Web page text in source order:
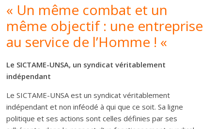
« Un même combat et un
même objectif : une entreprise
au service de l’Homme ! «
Le SICTAME-UNSA, un syndicat véritablement
indépendant
Le SICTAME-UNSA est un syndicat véritablement
indépendant et non inféodé à qui que ce soit. Sa ligne
politique et ses actions sont celles définies par ses